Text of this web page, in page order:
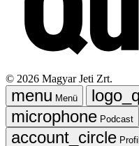
© 2026 Magyar Jeti Zrt.
Menü
Podcast
Profil